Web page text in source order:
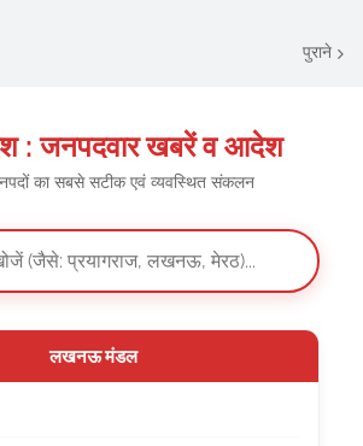
पुराने
: जनपदवार खबरें व आदेश
का सबसे सटीक एवं व्यवस्थित संकलन
लखनऊ मंडल